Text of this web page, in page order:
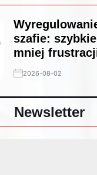
szafie:
mniej
2026-08-02
Newsletter